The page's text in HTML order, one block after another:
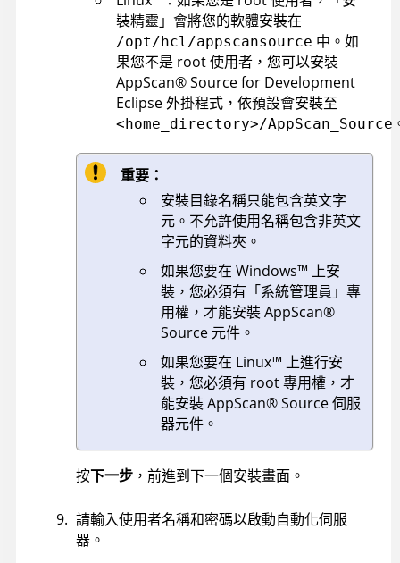
裝精靈」會將您的軟體安裝在
/opt/hcl/appscansource 中。如
果您不是 root 使用者，您可以安裝
AppScan®Source for Development
Eclipse 外掛程式，依預設會安裝至
<home_directory>/AppScan_Source
重要：
安裝目錄名稱只能包含英文字
元。不允許使用名稱包含非英文
字元的資料夾。
如果您要在 Windows™ 上安
裝，您必須有「系統管理員」專
用權，才能安裝AppScan®
Source 元件。
如果您要在 Linux™ 上進行安
裝，您必須有 root 專用權，才
能安裝AppScan®Source伺服
器元件。
按下一步 ，前進到下一個安裝畫面。
請輸入使用者名稱和密碼以啟動自動化伺服
器。